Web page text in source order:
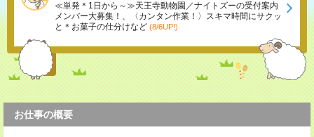
≪単発＊1日から～≫天王寺動物園／ナイトズーの受付案内
メンバー大募集！、〈カンタン作業！〉スキマ時間にサクッ
と＊お菓子の仕分けなど (8/6UP!)
お仕事の概要